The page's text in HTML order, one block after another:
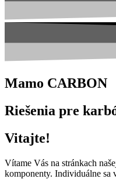
Mamo CARBON
Riešenia pre
Vitajte!
Vítame Vás na stránkach
komponenty. Individuálne sa